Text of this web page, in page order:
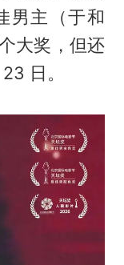
男主（于和
大奖，但还
日。